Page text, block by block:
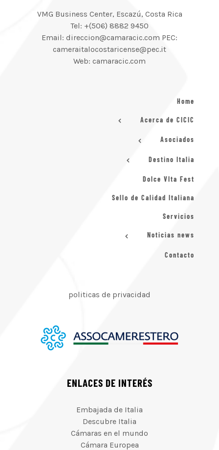
VMG Business Center, Escazú, Costa Rica
Tel: +(506) 8882 9450
Email: direccion@camaracic.com PEC:
cameraitalocostaricense@pec.it
Web: camaracic.com
Home
Acerca de CICIC
Asociados
Destino Italia
Dolce VIta Fest
Sello de Calidad Italiana
Servicios
Noticias news
Contacto
politicas de privacidad
ENLACES DE INTERÉS
Embajada de Italia
Descubre Italia
Cámaras en el mundo
Cámara Europea